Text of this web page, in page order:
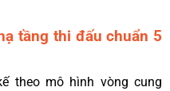
tầng thi đấu chuẩn 5
theo mô hình vòng cung